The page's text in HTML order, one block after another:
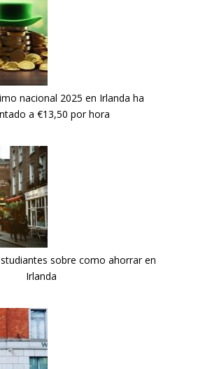
nacional 2025 en Irlanda ha
a €13,50 por hora
sobre como ahorrar en
Irlanda